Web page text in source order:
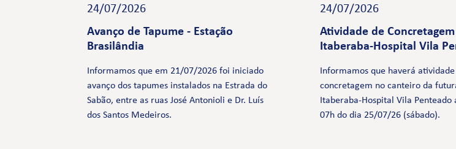
24/07/2026
Avanço de Tapume - Estação
Brasilândia
Informamos que em 21/07/2026 foi iniciado
avanço dos tapumes instalados na Estrada do
Sabão, entre as ruas José Antonioli e Dr. Luís
dos Santos Medeiros.
24/07/2026
Atividade de Concretagem
Itaberaba-Hospital Vila
Informamos que haverá
concretagem no canteiro da
Itaberaba-Hospital Vila Penteado
07h do dia 25/07/26 (sábado).